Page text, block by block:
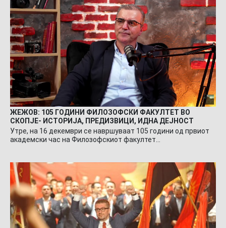
ЖЕЖОВ: 105 ГОДИНИ ФИЛОЗОФСКИ ФАКУЛТЕТ ВО
СКОПЈЕ- ИСТОРИЈА, ПРЕДИЗВИЦИ, ИДНА ДЕЈНОСТ
Утре, на 16 декември се навршуваат 105 години од првиот
академски час на Филозофскиот факултет…